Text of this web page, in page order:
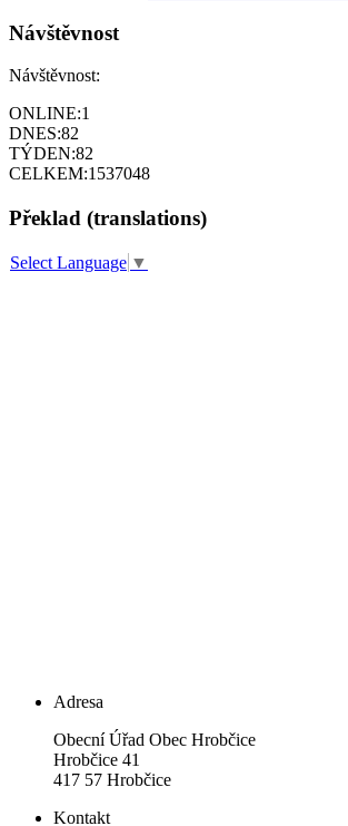
Návštěvnost
Návštěvnost:
ONLINE:1
DNES:82
TÝDEN:82
CELKEM:1537048
Překlad (translations)
Select Language ▼
Adresa
Obecní Úřad Obec Hrobčice
Hrobčice 41
417 57 Hrobčice
Kontakt